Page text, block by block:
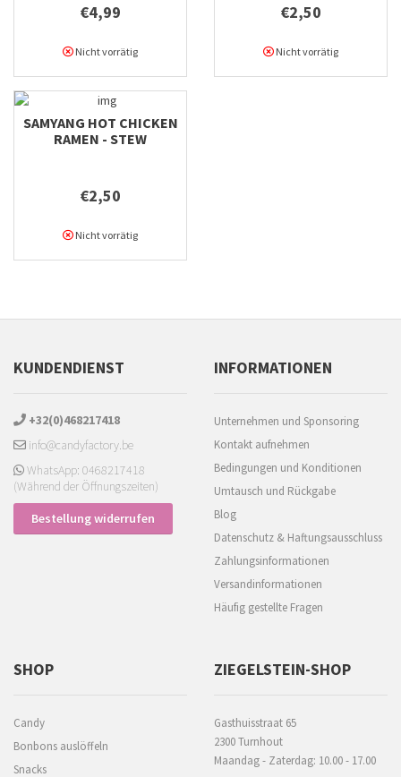
€4,99
Nicht vorrätig
€2,50
Nicht vorrätig
SAMYANG HOT CHICKEN
RAMEN - STEW
€2,50
Nicht vorrätig
KUNDENDIENST
+32(0)468217418
info@candyfactory.be
WhatsApp: 0468217418
(Während der Öffnungszeiten)
Bestellung widerrufen
INFORMATIONEN
Unternehmen und Sponsoring
Kontakt aufnehmen
Bedingungen und Konditionen
Umtausch und Rückgabe
Blog
Datenschutz & Haftungsausschluss
Zahlungsinformationen
Versandinformationen
Häufig gestellte Fragen
SHOP
Candy
Bonbons auslöffeln
Snacks
ZIEGELSTEIN-SHOP
Gasthuisstraat 65
2300 Turnhout
Maandag - Zaterdag: 10.00 - 17.00